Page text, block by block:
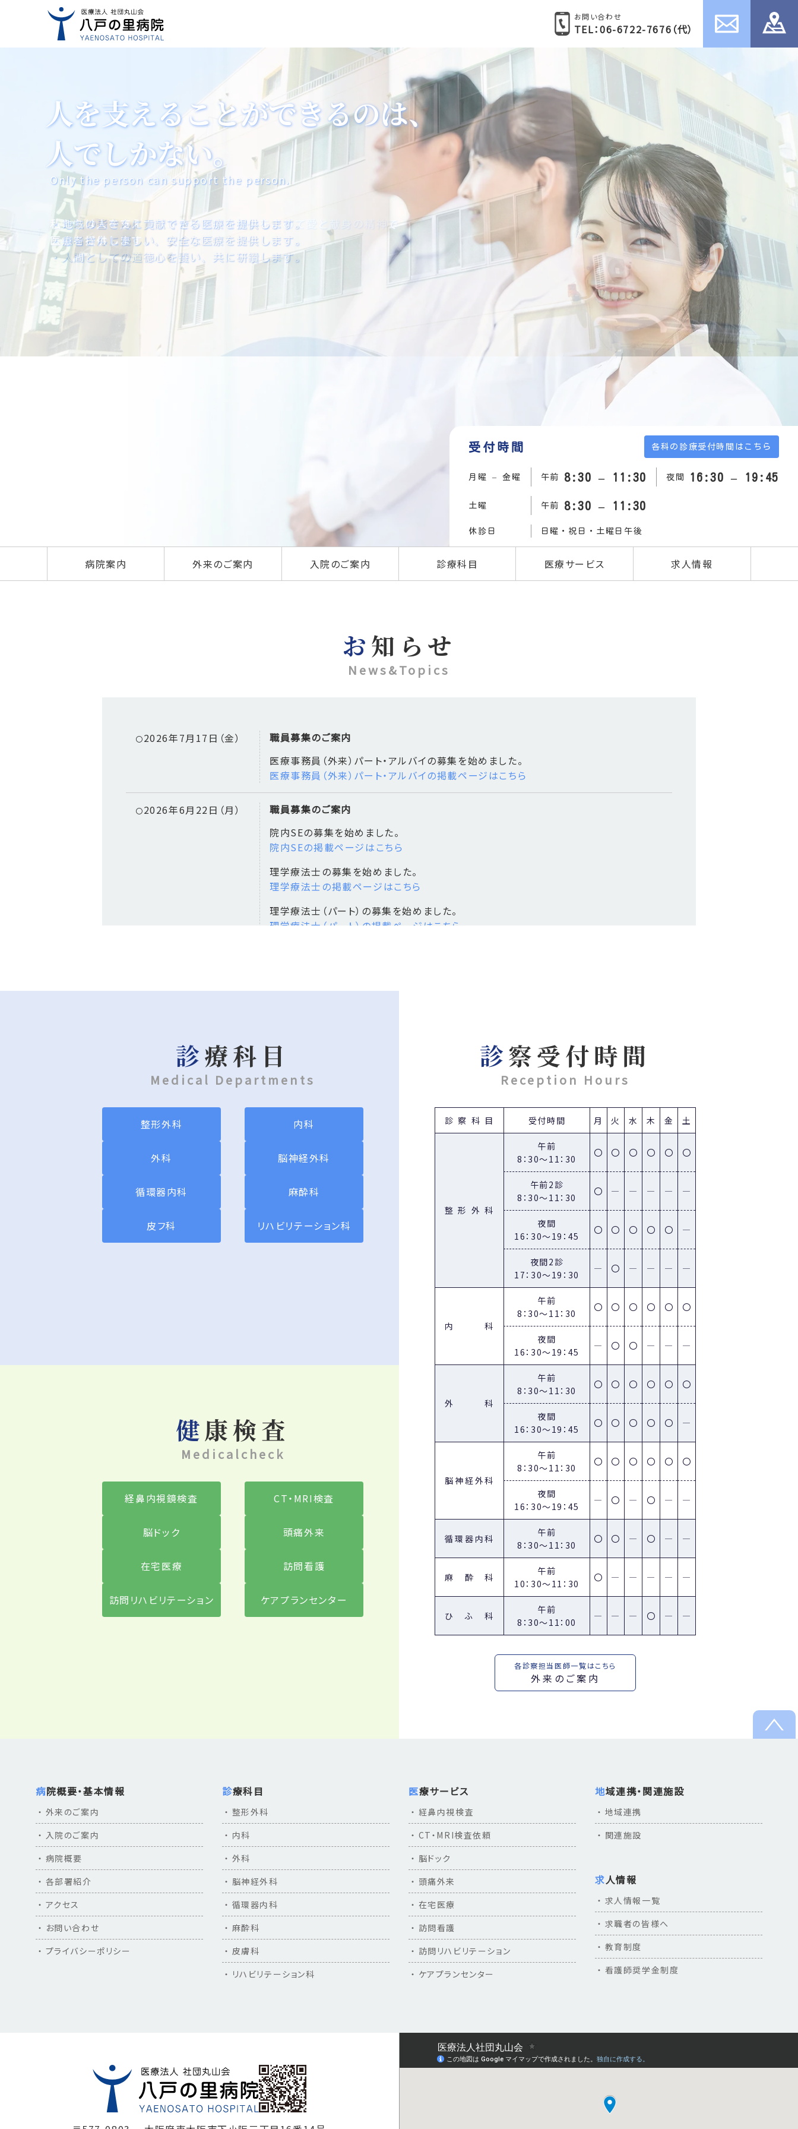
お問い合わせ
TEL：06-6722-7676（代）
人を支えることができるのは、
人でしかない。
Only the person can support the person.
人を支えることができるのは、
人でしかない。
Only the person can support the person.
・地域の皆さんに貢献できる医療を提供します。
・患者さんに優しい、安全な医療を提供します。
・人間としての道徳心を養い、共に研鑽します。
人を支えることができるのは、
人でしかない。
Only the person can support the person.
受付時間 各科の診療受付時間はこちら
月曜 – 金曜 午前 8:30 – 11:30 夜間 16:30 – 19:45
土曜 午前 8:30 – 11:30
休診日 日曜・祝日・土曜日午後
病院案内 外来のご案内 入院のご案内 診療科目 医療サービス 求人情報
お知らせ
News&Topics
2026年7月17日（金）
職員募集のご案内
医療事務員（外来）パート・アルバイの募集を始めました。
医療事務員（外来）パート・アルバイの掲載ページはこちら
2026年6月22日（月）
職員募集のご案内
院内SEの募集を始めました。
院内SEの掲載ページはこちら
理学療法士の募集を始めました。
理学療法士の掲載ページはこちら
理学療法士（パート）の募集を始めました。
理学療法士（パート）の掲載ページはこちら
2026年6月18日（木）
薬剤師の募集を始めました。
薬剤師の掲載ページはこちら
2026年6月15日（月）
脳神経外科 山本先生 診察のお知らせ
本日より、通常通り診察しております。
よろしくお願いいたします。
2026年6月8日（月）
脳神経外科 山本先生 休診のお知らせ
都合により、今週いっぱい休診となります。
また、来週以降の診察については詳細がわかり次第、お知らせ致します。
ご迷惑をお掛け致しますが、ご理解の程よろしくお願い致します。
リハビリ助手（パート）の掲載ページはこちら
2026年3月25日（水）
外来のご案内
外来診察担当医師表（令和8年4月から）を変更いたします。
外来診察担当医師表（令和8年4月から）（※PDF A4）
2026年3月3日（火）
職員募集のご案内
医療事務員の募集を始めました。
医療事務員の掲載ページはこちら
医療事務員（外来）パート・アルバイトの掲載ページはこちら
2026年1月29日（木）
医療ソーシャルワーカー（社会福祉士）の募集を始めました。
令和8年1月21日より、面会制限を緩和いたしますのでお知らせいたします。
2025年12月8日（月）
12月31日～1月4日の間、年末年始のため一般外来は休診となります。
詳細は下記「年末年始 休診のお知らせ(PDF)」をご確認ください。
年末年始 休診のお知らせ（※PDF 246KB A4）
尚、
救急患者様に限り、24時間受付しております。
※診療科によっては対応できない場合もありますので、来院前にお電話での確認をお願いいたしま
す。
ご迷惑をおかけしますが、何卒ご理解の程よろしくお願い申し上げます。
外来診察担当医師表（令和7年9月から）を更新いたします。
外来診察担当医師表（令和7年9月から）（※PDF A4）
診療科目
Medical Departments
整形外科 内科
外科 脳神経外科
循環器内科 麻酔科
皮フ科 リハビリテーション科
診察受付時間
Reception Hours
診察科目 受付時間 月 火 水 木 金 土
整形外科
午前
8：30～11：30
〇 〇 〇 〇 〇 〇
午前2診
8：30～11：30
〇 ― ― ― ― ―
夜間
16：30～19：45
〇 〇 〇 〇 〇 ―
夜間2診
17：30～19：30
― 〇 ― ― ― ―
内科
午前
8：30～11：30
〇 〇 〇 〇 〇 〇
夜間
16：30～19：45
― 〇 〇 ― ― ―
外科
午前
8：30～11：30
〇 〇 〇 〇 〇 〇
夜間
16：30～19：45
〇 〇 〇 〇 〇 ―
脳神経外科
午前
8：30～11：30
〇 〇 〇 〇 〇 〇
夜間
16：30～19：45
― 〇 ― 〇 ― ―
循環器内科
午前
8：30～11：30
〇 〇 ― 〇 ― ―
麻酔科
午前
10：30～11：30
〇 ― ― ― ― ―
ひふ科
午前
8：30～11：00
― ― ― 〇 ― ―
各診察担当医師一覧はこちら
外来のご案内
健康検査
Medicalcheck
経鼻内視鏡検査 CT・MRI検査
脳ドック 頭痛外来
在宅医療 訪問看護
訪問リハビリテーション ケアプランセンター
病院概要・基本情報
外来のご案内
入院のご案内
病院概要
各部署紹介
アクセス
お問い合わせ
プライバシーポリシー
診療科目
整形外科
内科
外科
脳神経外科
循環器内科
麻酔科
皮膚科
リハビリテーション科
医療サービス
経鼻内視検査
CT・MRI検査依頼
脳ドック
頭痛外来
在宅医療
訪問看護
訪問リハビリテーション
ケアプランセンター
地域連携・関連施設
地域連携
関連施設
求人情報
求人情報一覧
求職者の皆様へ
教育制度
看護師奨学金制度